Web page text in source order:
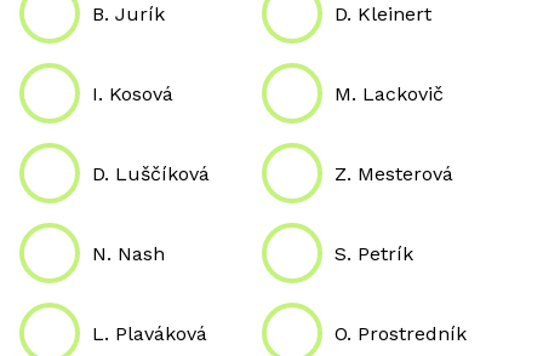
B. Jurík D. Kleinert
I. Kosová M. Lackovič
D. Luščíková Z. Mesterová
N. Nash S. Petrík
L. Plaváková O. Prostredník